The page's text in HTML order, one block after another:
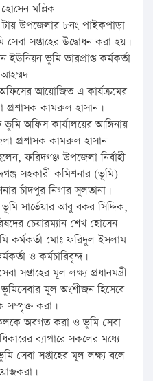
মল্লিক
উপজেলার ৮নং পাইকপাড়া
সপ্তাহের উদ্বোধন করা হয়।
ভূমি ভারপ্রাপ্ত কর্মকর্তা
আয়োজিত এ কার্যক্রমের
প্রশাসক কামরুল হাসান।
অফিস কার্যালয়ের আঙ্গিনায়
প্রশাসক কামরুল হাসান
ফরিদগঞ্জ উপজেলা নির্বাহী
সহকারী কমিশনার (ভূমি)
চাঁদপুর নিগার সুলতানা।
সার্ভেয়ার আবু বকর সিদ্দিক,
চেয়ারম্যান শেখ হোসেন
কর্মকর্তা মোঃ ফরিদুল ইসলাম
ও কর্মচারিবৃন্দ।
মূল লক্ষ্য প্রধানমন্ত্রী
ভূমিসেবার মূল অংশীজন হিসেবে
সম্পৃক্ত করা।
অবগত করা ও ভূমি সেবা
ব্যাপারে সকলের মধ্যে
সেবা সপ্তাহের মূল লক্ষ্য বলে